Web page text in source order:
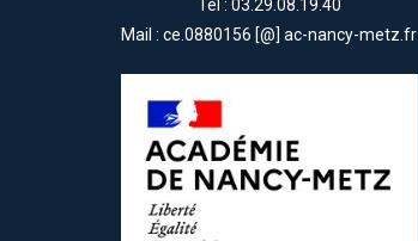
Tél : 03.29.08.19.40
Mail : ce.0880156 [@] ac-nancy-metz.fr